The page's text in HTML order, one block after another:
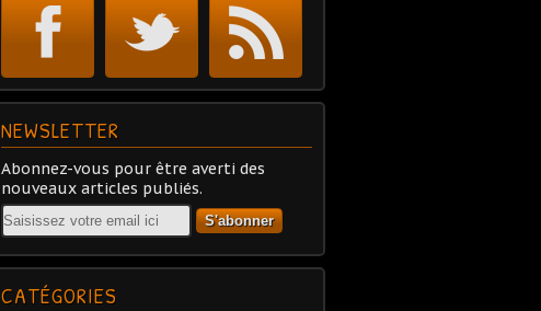
NEWSLETTER
Abonnez-vous pour être averti des
nouveaux articles publiés.
Email
CATÉGORIES